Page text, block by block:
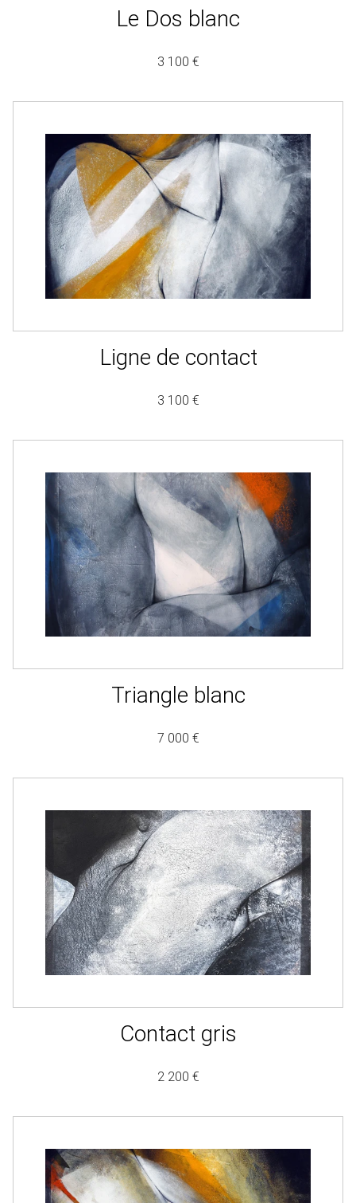
Le Dos blanc
3 100 €
Ligne de contact
3 100 €
Triangle blanc
7 000 €
Contact gris
2 200 €